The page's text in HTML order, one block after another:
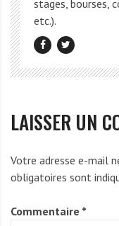
stages, bourses,
etc.).
LAISSER UN
Votre adresse e-mail
obligatoires sont
Commentaire *